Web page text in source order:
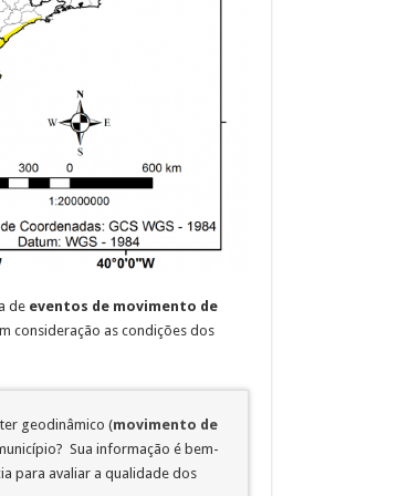
de eventos de movimento de
consideração as condições dos
geodinâmico (movimento de
Sua informação é bem-
para avaliar a qualidade dos